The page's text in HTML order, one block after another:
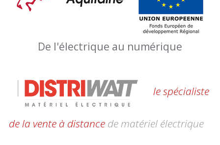
De l'électrique au numérique
le spécialiste
de la vente à distance de matériel électrique